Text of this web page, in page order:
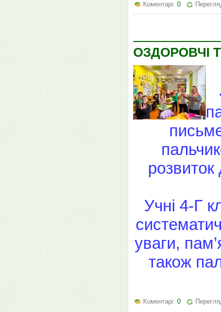
Коментарі: 0
ОЗДОРОВЧІ
Учні 4-Г
уваги,
також
Коментарі: 0